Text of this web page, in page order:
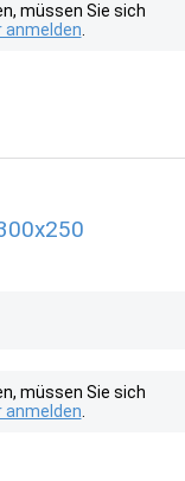
müssen Sie sich
anmelden
müssen Sie sich
anmelden